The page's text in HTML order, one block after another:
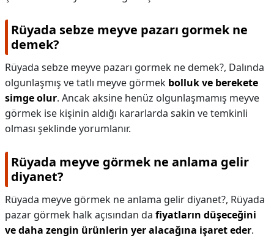
Rüyada sebze meyve pazarı gormek ne
demek?
Rüyada sebze meyve pazarı gormek ne demek?, Dalında
olgunlaşmış ve tatlı meyve görmek bolluk ve berekete
simge olur. Ancak aksine henüz olgunlaşmamış meyve
görmek ise kişinin aldığı kararlarda sakin ve temkinli
olması şeklinde yorumlanır.
Rüyada meyve görmek ne anlama gelir
diyanet?
Rüyada meyve görmek ne anlama gelir diyanet?, Rüyada
pazar görmek halk açısından da fiyatların düşeceğini
ve daha zengin ürünlerin yer alacağına işaret eder.